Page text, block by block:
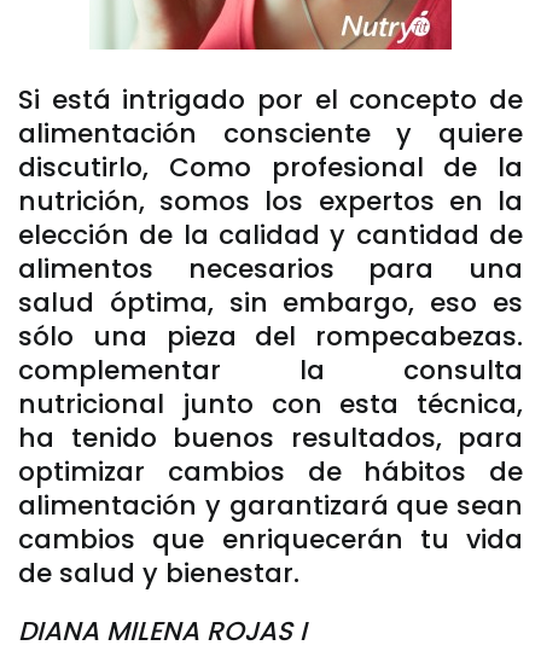
Si está intrigado por el concepto de
alimentación consciente y quiere
discutirlo, Como profesional de la
nutrición, somos los expertos en la
elección de la calidad y cantidad de
alimentos necesarios para una
salud óptima, sin embargo, eso es
sólo una pieza del rompecabezas.
complementar la consulta
nutricional junto con esta técnica,
ha tenido buenos resultados, para
optimizar cambios de hábitos de
alimentación y garantizará que sean
cambios que enriquecerán tu vida
de salud y bienestar.
DIANA MILENA ROJAS I